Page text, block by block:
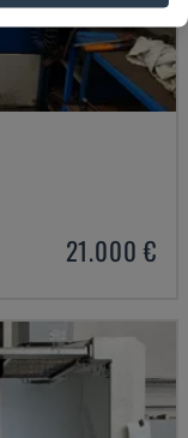
21.000 €